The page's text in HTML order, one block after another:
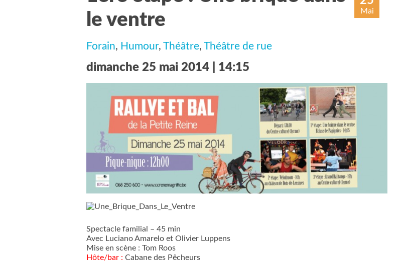
le ventre
Mai
Forain, Humour, Théâtre, Théâtre de rue
dimanche 25 mai 2014 | 14:15
Spectacle familial – 45 min
Avec Luciano Amarelo et Olivier Luppens
Mise en scène : Tom Roos
Hôte/bar : Cabane des Pêcheurs